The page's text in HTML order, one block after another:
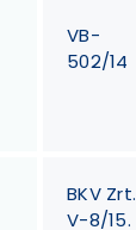
VB-
502/14
BKV Zrt.
V-8/15.